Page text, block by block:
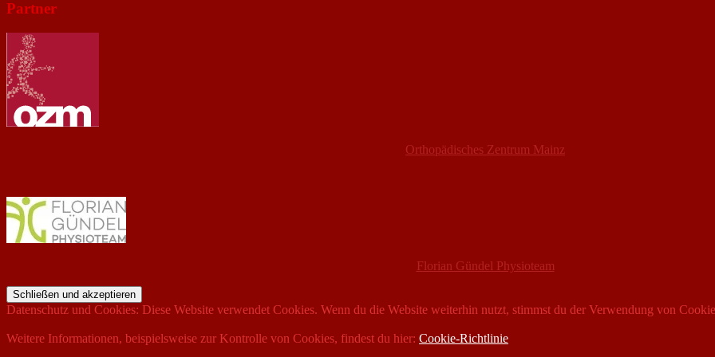
Partner
Orthopädisches Zentrum Mainz
Florian Gündel Physioteam
Datenschutz und Cookies: Diese Website verwendet Cookies. Wenn du die Website weiterhin nutzt, stimmst du der Verwendung von
Weitere Informationen, beispielsweise zur Kontrolle von Cookies, findest du hier: Cookie-Richtlinie